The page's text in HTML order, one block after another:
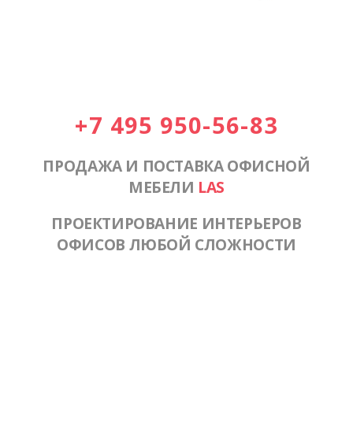
+7 495 950-56-83
ПРОДАЖА И ПОСТАВКА ОФИСНОЙ
МЕБЕЛИ LAS
ПРОЕКТИРОВАНИЕ ИНТЕРЬЕРОВ
ОФИСОВ ЛЮБОЙ СЛОЖНОСТИ